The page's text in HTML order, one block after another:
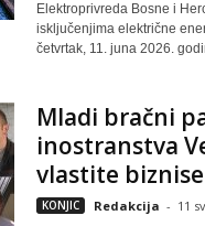
Elektroprivreda Bosne i
isključenjima električne
četvrtak, 11. juna 2026.
Mladi bračni
inostranstva
vlastite biznise
KONJIC Redakcija - 11